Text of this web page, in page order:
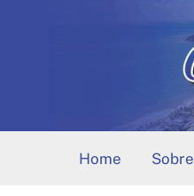
Home Sobre